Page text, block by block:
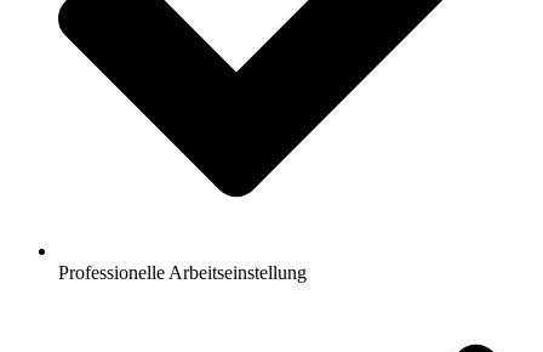
Professionelle Arbeitseinstellung